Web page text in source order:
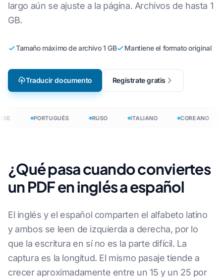
largo aún se ajuste a la página. Archivos de hasta 1
GB.
Tamaño máximo de archivo 1 GB Mantiene el formato original
Traducir documento Regístrate gratis
PORTUGUÉS RUSO ITALIANO COREANO
¿Qué pasa cuando conviertes
un PDF en inglés a español
El inglés y el español comparten el alfabeto latino
y ambos se leen de izquierda a derecha, por lo
que la escritura en sí no es la parte difícil. La
captura es la longitud. El mismo pasaje tiende a
crecer aproximadamente entre un 15 y un 25 por